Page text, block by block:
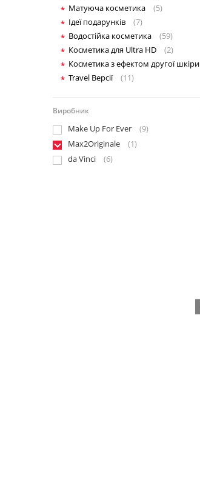
Матуюча косметика
(5)
Ідеї подарунків
(7)
Водостійка косметика
(59)
Косметика для Ultra HD
(2)
Косметика з ефектом другої шкіри
Travel Версії
(11)
Виробник
Make Up For Ever
(9)
Max2Originale
(1)
da Vinci
(6)